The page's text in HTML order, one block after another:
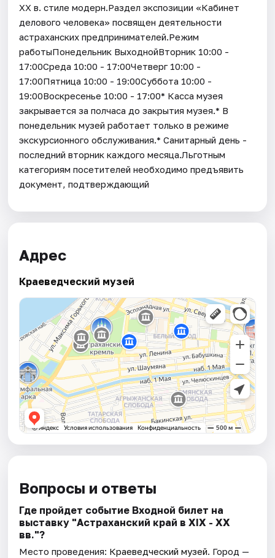
XX в. стиле модерн.Раздел экспозиции «Кабинет
делового человека» посвящен деятельности
астраханских предпринимателей.Режим
работыПонедельник ВыходнойВторник 10:00 -
17:00Среда 10:00 - 17:00Четверг 10:00 -
17:00Пятница 10:00 - 19:00Суббота 10:00 -
19:00Воскресенье 10:00 - 17:00* Касса музея
закрывается за полчаса до закрытия музея.* В
понедельник музей работает только в режиме
экскурсионного обслуживания.* Санитарный день -
последний вторник каждого месяца.Льготным
категориям посетителей необходимо предъявить
документ, подтверждающий
Адрес
Краеведческий музей
Вопросы и ответы
Где пройдет событие Входной билет на
выставку "Астраханский край в XIX - XX
вв."?
Место проведения: Краеведческий музей. Город —